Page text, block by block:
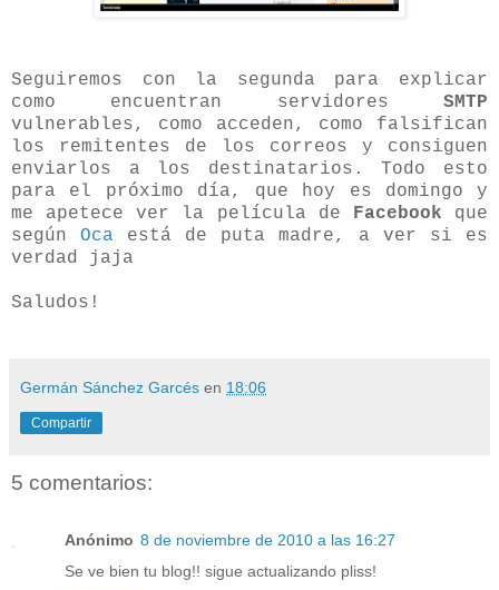
Seguiremos con la segunda para explicar
como encuentran servidores SMTP
vulnerables, como acceden, como falsifican
los remitentes de los correos y consiguen
enviarlos a los destinatarios. Todo esto
para el próximo día, que hoy es domingo y
me apetece ver la película de Facebook que
según Oca está de puta madre, a ver si es
verdad jaja
Saludos!
Germán Sánchez Garcés en 18:06
Compartir
5 comentarios:
Anónimo 8 de noviembre de 2010 a las 16:27
Se ve bien tu blog!! sigue actualizando pliss!